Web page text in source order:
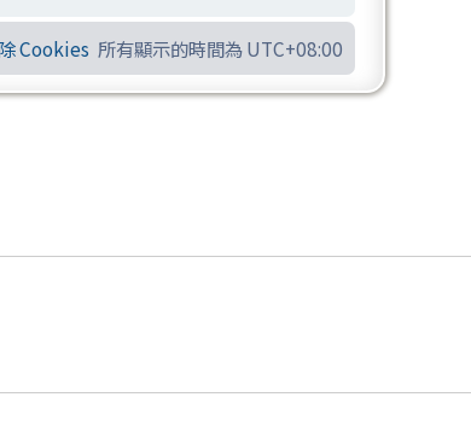
所有顯示的時間為UTC+08:00
Cookies